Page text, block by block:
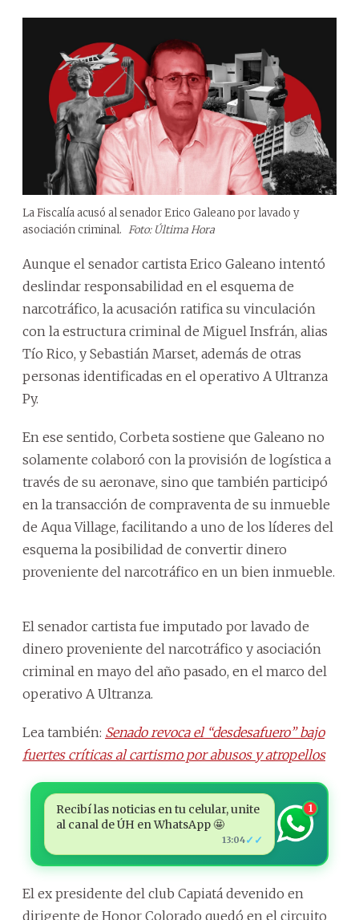
La Fiscalía acusó al senador Erico Galeano por lavado y
asociación criminal. Foto: Última Hora
Aunque el senador cartista Erico Galeano intentó
deslindar responsabilidad en el esquema de
narcotráfico, la acusación ratifica su vinculación
con la estructura criminal de Miguel Insfrán, alias
Tío Rico, y Sebastián Marset, además de otras
personas identificadas en el operativo A Ultranza
Py.
En ese sentido, Corbeta sostiene que Galeano no
solamente colaboró con la provisión de logística a
través de su aeronave, sino que también participó
en la transacción de compraventa de su inmueble
de Aqua Village, facilitando a uno de los líderes del
esquema la posibilidad de convertir dinero
proveniente del narcotráfico en un bien inmueble.
El senador cartista fue imputado por lavado de
dinero proveniente del narcotráfico y asociación
criminal en mayo del año pasado, en el marco del
operativo A Ultranza.
Lea también: Senado revoca el “desdesafuero” bajo
fuertes críticas al cartismo por abusos y atropellos
Recibí las noticias en tu celular, unite
al canal de ÚH en WhatsApp 🤩
13:04✓✓
1
El ex presidente del club Capiatá devenido en
dirigente de Honor Colorado quedó en el circuito